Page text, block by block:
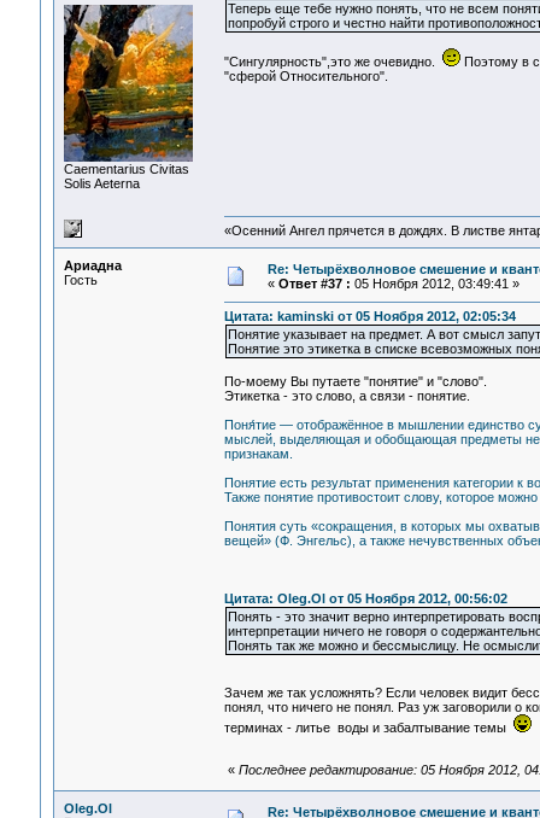
Сaementarius Civitas
Solis Aeterna
Теперь еще тебе нужно понять, что не всем
попробуй строго и честно найти
"Сингулярность",это же очевидно.
Поэтому в
"сферой Относительного".
«Осенний Ангел прячется в дождях. В листве
Ариадна
Гость
Re: Четырёхволновое смешение и
« Ответ #37 : 05 Ноября 2012, 03:49:41 »
Цитата: kaminski от 05 Ноября 2012, 02:05:34
Понятие указывает на предмет. А вот смысл
Понятие это этикетка в списке всевозможных
По-моему Вы путаете "понятие" и "слово".
Этикетка - это слово, а связи - понятие.
Поня́тие — отображённое в мышлении единство
мыслей, выделяющая и обобщающая предметы
признакам.
Понятие есть результат применения категории к
Также понятие противостоит слову, которое можно
Понятия суть «сокращения, в которых мы
вещей» (Ф. Энгельс), а также нечувственных
Цитата: Oleg.Ol от 05 Ноября 2012, 00:56:02
Понять - это значит верно интерпретировать
интерпретации ничего не говоря о
Понять так же можно и бессмыслицу. Не
Зачем же так усложнять? Если человек видит
понял, что ничего не понял. Раз уж заговорили о
терминах - литье воды и забалтывание темы
« Последнее редактирование: 05 Ноября 2012,
Oleg.Ol
Re: Четырёхволновое смешение и